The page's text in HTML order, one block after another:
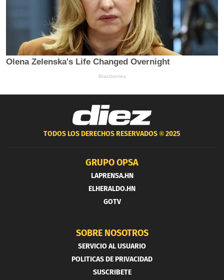
TODOS LOS DERECHOS RESERVADOS ®2025
GRUPO OPSA
LAPRENSA.HN
ELHERALDO.HN
GOTV
SOBRE NOSOTROS
SERVICIO AL USUARIO
POLITICAS DE PRIVACIDAD
SUSCRIBETE